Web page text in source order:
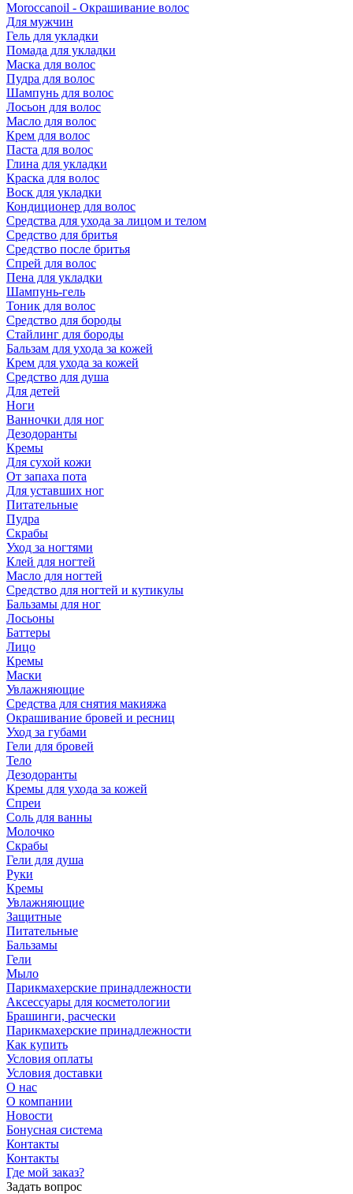
Moroccanoil - Окрашивание волос
Для мужчин
Гель для укладки
Помада для укладки
Маска для волос
Пудра для волос
Шампунь для волос
Лосьон для волос
Масло для волос
Крем для волос
Паста для волос
Глина для укладки
Краска для волос
Воск для укладки
Кондиционер для волос
Средства для ухода за лицом и телом
Средство для бритья
Средство после бритья
Спрей для волос
Пена для укладки
Шампунь-гель
Тоник для волос
Средство для бороды
Стайлинг для бороды
Бальзам для ухода за кожей
Крем для ухода за кожей
Средство для душа
Для детей
Ноги
Ванночки для ног
Дезодоранты
Кремы
Для сухой кожи
От запаха пота
Для уставших ног
Питательные
Пудра
Скрабы
Уход за ногтями
Клей для ногтей
Масло для ногтей
Средство для ногтей и кутикулы
Бальзамы для ног
Лосьоны
Баттеры
Лицо
Кремы
Маски
Увлажняющие
Средства для снятия макияжа
Окрашивание бровей и ресниц
Уход за губами
Гели для бровей
Тело
Дезодоранты
Кремы для ухода за кожей
Спреи
Соль для ванны
Молочко
Скрабы
Гели для душа
Руки
Кремы
Увлажняющие
Защитные
Питательные
Бальзамы
Гели
Мыло
Парикмахерские принадлежности
Аксессуары для косметологии
Брашинги, расчески
Парикмахерские принадлежности
Как купить
Условия оплаты
Условия доставки
О нас
О компании
Новости
Бонусная система
Контакты
Контакты
Где мой заказ?
Задать вопрос